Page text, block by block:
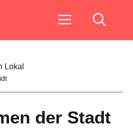
Menu
der Stadt